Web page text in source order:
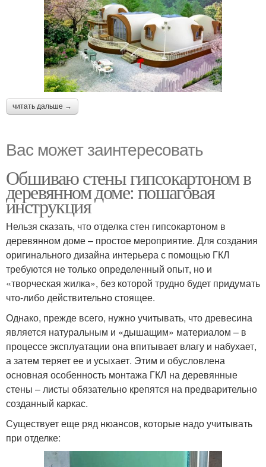
читать дальше →
Вас может заинтересовать
Обшиваю стены гипсокартоном в
деревянном доме: пошаговая
инструкция
Нельзя сказать, что отделка стен гипсокартоном в
деревянном доме – простое мероприятие. Для создания
оригинального дизайна интерьера с помощью ГКЛ
требуются не только определенный опыт, но и
«творческая жилка», без которой трудно будет придумать
что-либо действительно стоящее.
Однако, прежде всего, нужно учитывать, что древесина
является натуральным и «дышащим» материалом – в
процессе эксплуатации она впитывает влагу и набухает,
а затем теряет ее и усыхает. Этим и обусловлена
основная особенность монтажа ГКЛ на деревянные
стены – листы обязательно крепятся на предварительно
созданный каркас.
Существует еще ряд нюансов, которые надо учитывать
при отделке: